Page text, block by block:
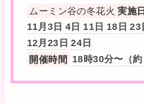
ムーミン谷の冬花火実施日
11月3日 4日 11日 18日 23
12月23日 24日
開催時間
18時30分〜（約